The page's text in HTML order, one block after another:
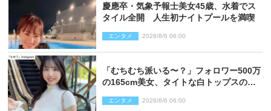
慶應卒・気象予報士美女45歳、水着でス
タイル全開 人生初ナイトプールを満喫
エンタメ 2026/8/6 06:00
「むちむち派いる〜？」フォロワー500万
の165cm美女、タイトな白トップスの抜
エンタメ 2026/8/6 06:00